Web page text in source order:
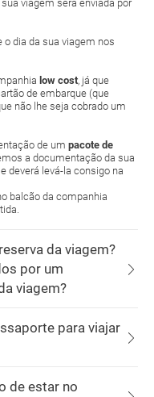
viagem será enviada por
o dia da sua viagem nos
low cost, já que
de embarque (que
não lhe seja cobrado um
de um pacote de
a documentação da sua
deverá levá-la consigo na
balcão da companhia
da viagem?
por um
viagem?
para viajar
de estar no